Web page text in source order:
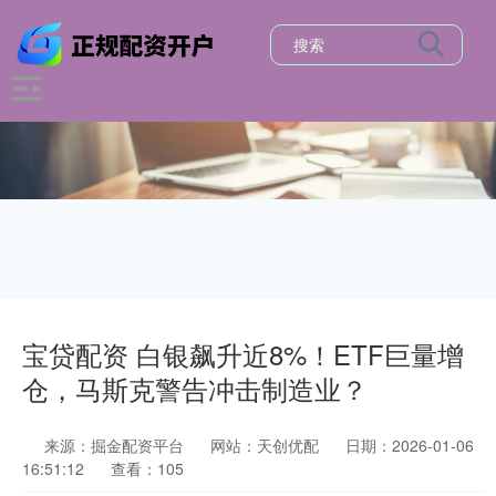
宝贷配资 白银飙升近8%！ETF巨量增
仓，马斯克警告冲击制造业？
来源：掘金配资平台 网站：天创优配
日期：2026-01-06
16:51:12
查看：105